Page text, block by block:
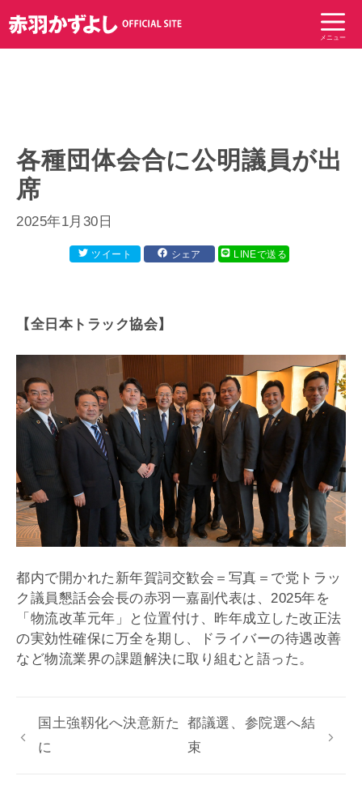
ン
テ
メニュー
各種団体会合に公明議員が出
席
2025年1月30日
ツイート シェア LINEで送る
【全日本トラック協会】
都内で開かれた新年賀詞交歓会＝写真＝で党トラッ
ク議員懇話会会長の赤羽一嘉副代表は、2025年を
「物流改革元年」と位置付け、昨年成立した改正法
の実効性確保に万全を期し、ドライバーの待遇改善
など物流業界の課題解決に取り組むと語った。
国土強靱化へ決意新た
に
都議選、参院選へ結
束